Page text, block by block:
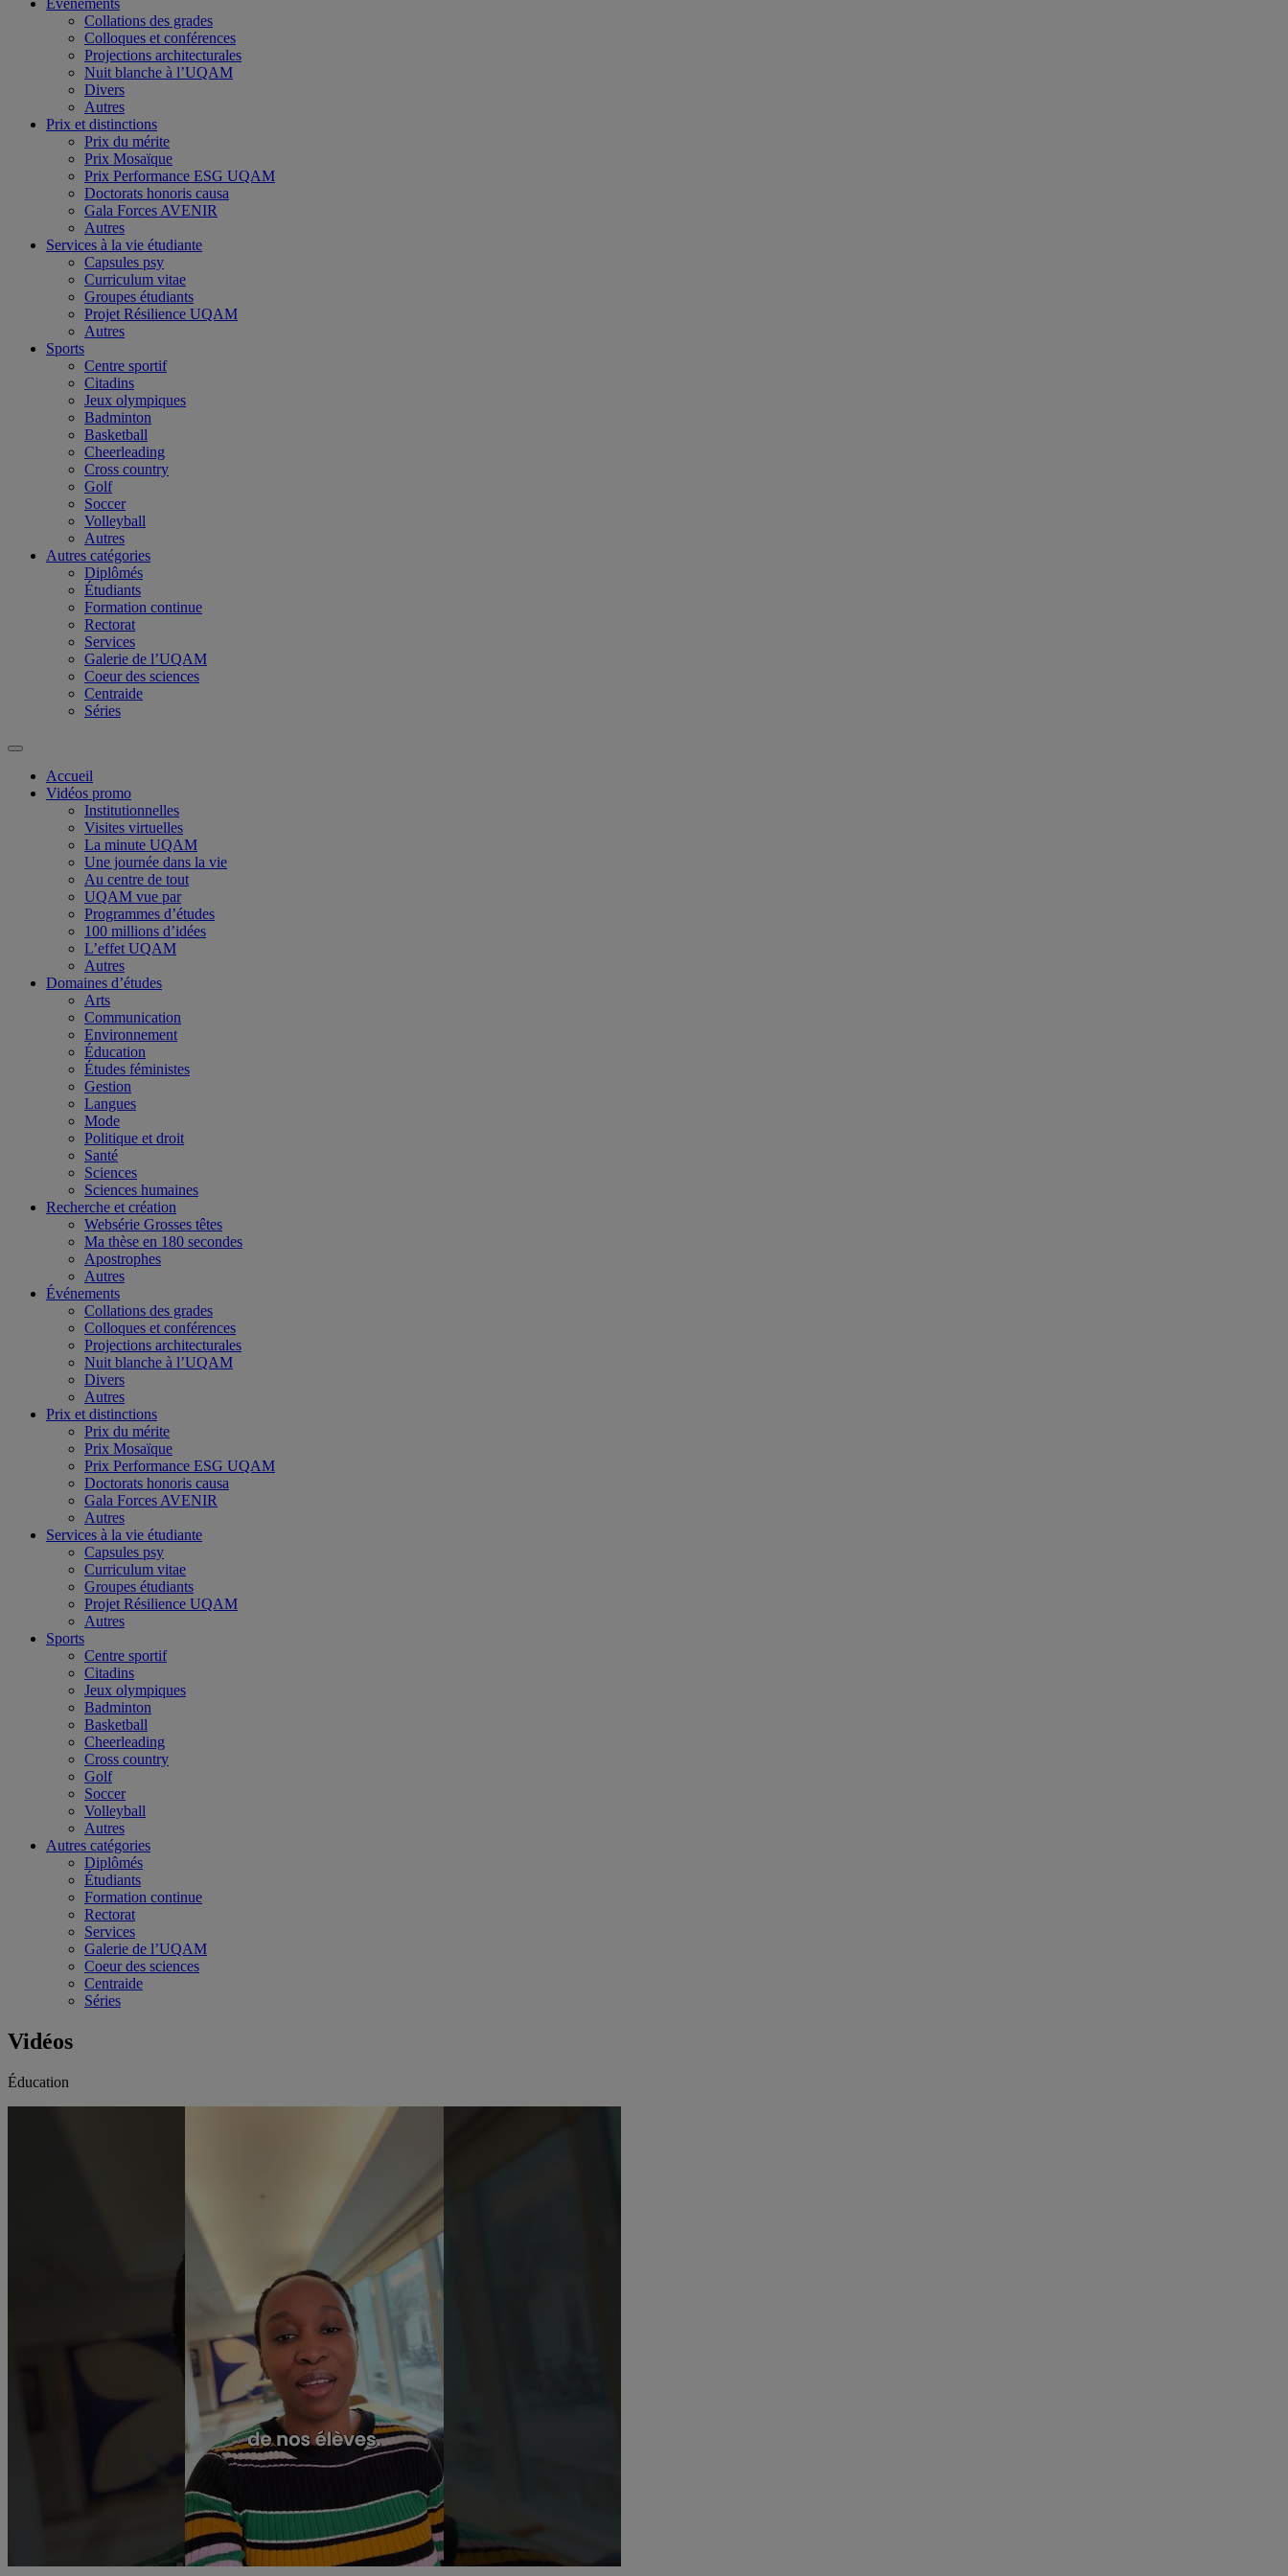
Événements
Collations des grades
Colloques et conférences
Projections architecturales
Nuit blanche à l’UQAM
Divers
Autres
Prix et distinctions
Prix du mérite
Prix Mosaïque
Prix Performance ESG UQAM
Doctorats honoris causa
Gala Forces AVENIR
Autres
Services à la vie étudiante
Capsules psy
Curriculum vitae
Groupes étudiants
Projet Résilience UQAM
Autres
Sports
Centre sportif
Citadins
Jeux olympiques
Badminton
Basketball
Cheerleading
Cross country
Golf
Soccer
Volleyball
Autres
Autres catégories
Diplômés
Étudiants
Formation continue
Rectorat
Services
Galerie de l’UQAM
Coeur des sciences
Centraide
Séries
Accueil
Vidéos promo
Institutionnelles
Visites virtuelles
La minute UQAM
Une journée dans la vie
Au centre de tout
UQAM vue par
Programmes d’études
100 millions d’idées
L’effet UQAM
Autres
Domaines d’études
Arts
Communication
Environnement
Éducation
Études féministes
Gestion
Langues
Mode
Politique et droit
Santé
Sciences
Sciences humaines
Recherche et création
Websérie Grosses têtes
Ma thèse en 180 secondes
Apostrophes
Autres
Événements
Collations des grades
Colloques et conférences
Projections architecturales
Nuit blanche à l’UQAM
Divers
Autres
Prix et distinctions
Prix du mérite
Prix Mosaïque
Prix Performance ESG UQAM
Doctorats honoris causa
Gala Forces AVENIR
Autres
Services à la vie étudiante
Capsules psy
Curriculum vitae
Groupes étudiants
Projet Résilience UQAM
Autres
Sports
Centre sportif
Citadins
Jeux olympiques
Badminton
Basketball
Cheerleading
Cross country
Golf
Soccer
Volleyball
Autres
Autres catégories
Diplômés
Étudiants
Formation continue
Rectorat
Services
Galerie de l’UQAM
Coeur des sciences
Centraide
Séries
Vidéos
Éducation